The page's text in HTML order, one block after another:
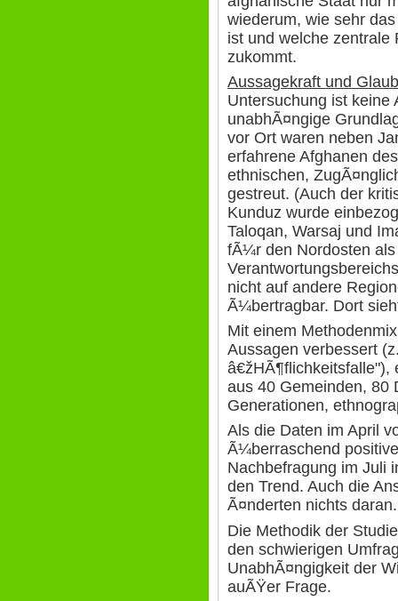
wiederum, wie sehr
ist und welche zentrale
zukommt.
Aussagekraft und
Untersuchung ist keine
unabhÃ¤ngige
vor Ort waren neben
erfahrene Afghanen
ethnischen,
gestreut. (Auch der
Kunduz wurde
Taloqan, Warsaj und
fÃ¼r den Nordosten
nicht auf andere
Ã¼bertragbar. Dort
Mit einem
Aussagen verbessert
â€žHÃ¶flichkeitsfalle"),
aus 40 Gemeinden,
Generationen,
Als die Daten im April
Ã¼berraschend
Nachbefragung im Juli
den Trend. Auch die
Ã¤nderten nichts daran.
Die Methodik der
den schwierigen
UnabhÃ¤ngigkeit der
auÃŸer Frage.